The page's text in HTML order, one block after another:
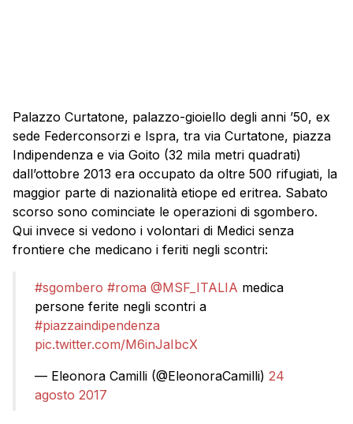
Palazzo Curtatone, palazzo-gioiello degli anni ’50, ex
sede Federconsorzi e Ispra, tra via Curtatone, piazza
Indipendenza e via Goito (32 mila metri quadrati)
dall’ottobre 2013 era occupato da oltre 500 rifugiati, la
maggior parte di nazionalità etiope ed eritrea. Sabato
scorso sono cominciate le operazioni di sgombero.
Qui invece si vedono i volontari di Medici senza
frontiere che medicano i feriti negli scontri:
#sgombero #roma @MSF_ITALIA medica
persone ferite negli scontri a
#piazzaindipendenza
pic.twitter.com/M6inJaIbcX
— Eleonora Camilli (@EleonoraCamilli) 24
agosto 2017